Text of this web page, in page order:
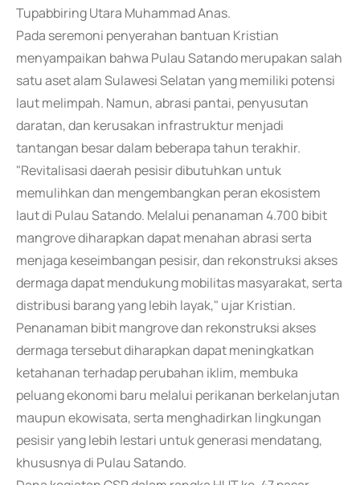
Tupabbiring Utara Muhammad Anas.
Pada seremoni penyerahan bantuan Kristian
menyampaikan bahwa Pulau Satando merupakan salah
satu aset alam Sulawesi Selatan yang memiliki potensi
laut melimpah. Namun, abrasi pantai, penyusutan
daratan, dan kerusakan infrastruktur menjadi
tantangan besar dalam beberapa tahun terakhir.
"Revitalisasi daerah pesisir dibutuhkan untuk
memulihkan dan mengembangkan peran ekosistem
laut di Pulau Satando. Melalui penanaman 4.700 bibit
mangrove diharapkan dapat menahan abrasi serta
menjaga keseimbangan pesisir, dan rekonstruksi akses
dermaga dapat mendukung mobilitas masyarakat, serta
distribusi barang yang lebih layak," ujar Kristian.
Penanaman bibit mangrove dan rekonstruksi akses
dermaga tersebut diharapkan dapat meningkatkan
ketahanan terhadap perubahan iklim, membuka
peluang ekonomi baru melalui perikanan berkelanjutan
maupun ekowisata, serta menghadirkan lingkungan
pesisir yang lebih lestari untuk generasi mendatang,
khususnya di Pulau Satando.